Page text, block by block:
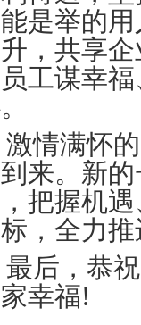
是举的
，共享
工谋幸
激情满怀
来。新
把握机
标，全力
最后，恭
幸福!